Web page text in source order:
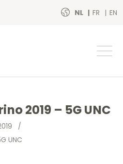
NL FR EN
2019 – 5G UNC
/
UNC